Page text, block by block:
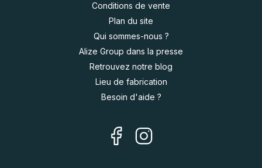
Conditions de vente
Plan du site
Qui sommes-nous ?
Alize Group dans la presse
Retrouvez notre blog
Lieu de fabrication
Besoin d'aide ?